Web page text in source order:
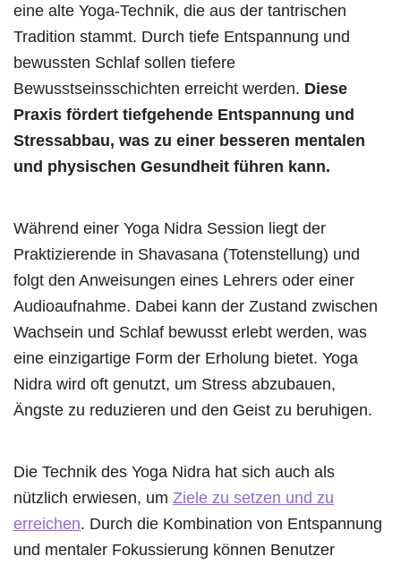
eine alte Yoga-Technik, die aus der tantrischen
Tradition stammt. Durch tiefe Entspannung und
bewussten Schlaf sollen tiefere
Bewusstseinsschichten erreicht werden. Diese
Praxis fördert tiefgehende Entspannung und
Stressabbau, was zu einer besseren mentalen
und physischen Gesundheit führen kann.
Während einer Yoga Nidra Session liegt der
Praktizierende in Shavasana (Totenstellung) und
folgt den Anweisungen eines Lehrers oder einer
Audioaufnahme. Dabei kann der Zustand zwischen
Wachsein und Schlaf bewusst erlebt werden, was
eine einzigartige Form der Erholung bietet. Yoga
Nidra wird oft genutzt, um Stress abzubauen,
Ängste zu reduzieren und den Geist zu beruhigen.
Die Technik des Yoga Nidra hat sich auch als
nützlich erwiesen, um Ziele zu setzen und zu
erreichen. Durch die Kombination von Entspannung
und mentaler Fokussierung können Benutzer